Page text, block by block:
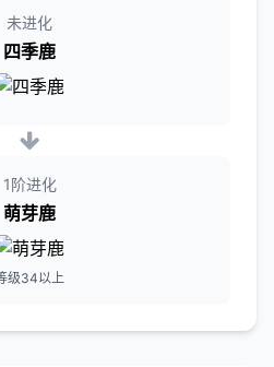
未进化
四季鹿
1阶进化
萌芽鹿
级34以上